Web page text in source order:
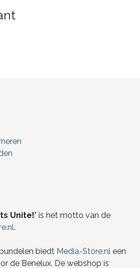
Unite!" is het motto van de
.
biedt Media-Store.nl een
de Benelux. De webshop is